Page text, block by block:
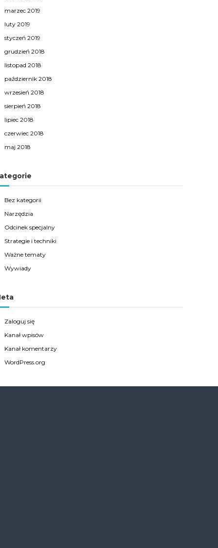
marzec 2019
luty 2019
styczeń 2019
grudzień 2018
listopad 2018
październik 2018
wrzesień 2018
sierpień 2018
lipiec 2018
czerwiec 2018
maj 2018
Bez kategorii
Narzędzia
Odcinek specjalny
Strategie i techniki
Ważne tematy
Wywiady
Zaloguj się
Kanał wpisów
Kanał komentarzy
WordPress.org